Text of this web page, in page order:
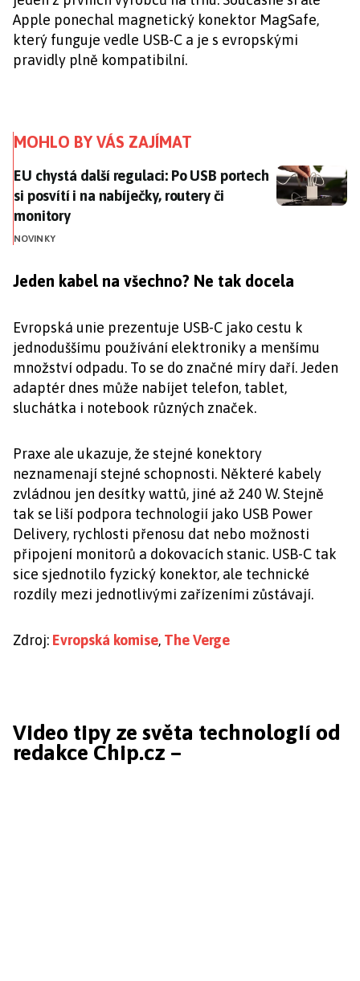
Apple ponechal magnetický konektor MagSafe,
který funguje vedle USB-C a je s evropskými
pravidly plně kompatibilní.
MOHLO BY VÁS ZAJÍMAT
EU chystá další regulaci: Po USB portech si posvítí i
EU chystá další regulaci: Po USB portech
si posvítí i na nabíječky, routery či
monitory
NOVINKY
Jeden kabel na všechno? Ne tak docela
Evropská unie prezentuje USB-C jako cestu k
jednoduššímu používání elektroniky a menšímu
množství odpadu. To se do značné míry daří. Jeden
adaptér dnes může nabíjet telefon, tablet,
sluchátka i notebook různých značek.
Praxe ale ukazuje, že stejné konektory
neznamenají stejné schopnosti. Některé kabely
zvládnou jen desítky wattů, jiné až 240 W. Stejně
tak se liší podpora technologií jako USB Power
Delivery, rychlosti přenosu dat nebo možnosti
připojení monitorů a dokovacích stanic. USB-C tak
sice sjednotilo fyzický konektor, ale technické
rozdíly mezi jednotlivými zařízeními zůstávají.
Zdroj: Evropská komise, The Verge
Video tipy ze světa technologií od
redakce Chip.cz –